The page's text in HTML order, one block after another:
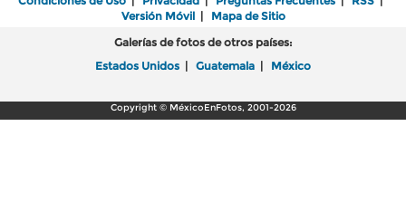
Versión Móvil| Mapa de Sitio
Galerías de fotos de otros países:
Estados Unidos | Guatemala | México
Copyright © MéxicoEnFotos, 2001-2026